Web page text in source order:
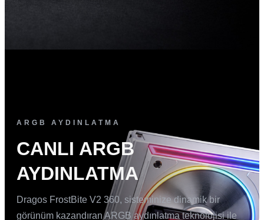
ARGB AYDINLATMA
CANLI ARGB
AYDINLATMA
Dragos FrostBite V2 360, sisteminize dinamik bir
görünüm kazandıran ARGB aydınlatma teknolojisi ile